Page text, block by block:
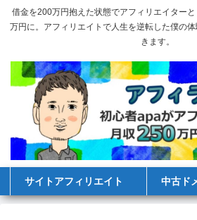
借金を200万円抱えた状態でアフィリエイター
万円に。アフィリエイトで人生を逆転した僕の
きます。
サイトアフィリエイト 中古ド